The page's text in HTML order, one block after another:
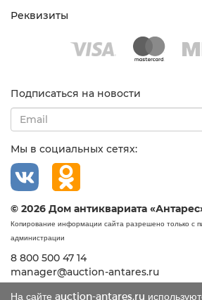
На сайте auction-antares.ru
Реквизиты
Подписаться на новости
Мы в социальных сетях:
© 2026 Дом антиквариата
Копирование информации сайта разрешено только с
администрации
8 800 500 47 14
manager@auction-antares.ru